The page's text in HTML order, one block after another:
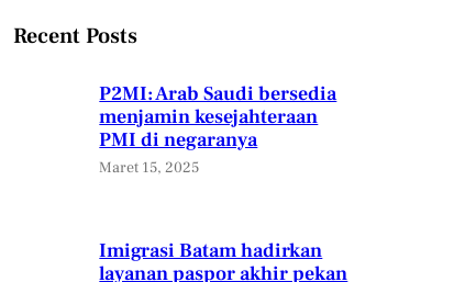
Recent Posts
P2MI: Arab Saudi bersedia
menjamin kesejahteraan
PMI di negaranya
Maret 15, 2025
Imigrasi Batam hadirkan
layanan paspor akhir pekan